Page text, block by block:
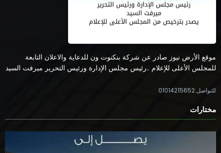
موقع الأرض نيوز صادر عن شركة بنكنوت ون للدعاية والاعلان التابعة
للمجلس الأعلى للإعلام ..رئيس مجلس الإدارة ورئيس التحرير ميرفت السيد
للتواصل:01014215652
مختارات